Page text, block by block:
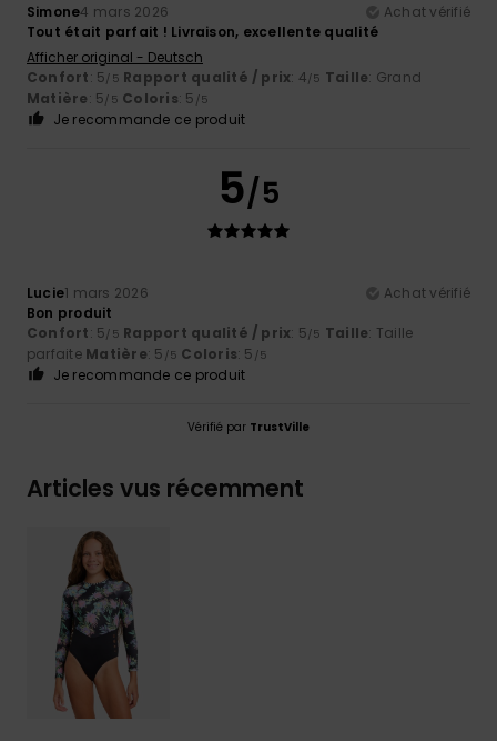
Simone4 mars 2026
Achat vérifié
Tout était parfait ! Livraison, excellente qualité
Afficher original - Deutsch
Confort: 5/5 Rapport qualité / prix: 4/5 Taille: Grand
Matière: 5/5 Coloris: 5 /5
Je recommande ce produit
5/5
Lucie1 mars 2026
Achat vérifié
Bon produit
Confort: 5/5 Rapport qualité / prix: 5/5 Taille: Taille
parfaite Matière: 5 /5 Coloris: 5 /5
Je recommande ce produit
Vérifié par TrustVille
Articles vus récemment